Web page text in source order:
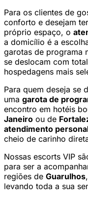
Para os clientes de
conforto e desejam
próprio espaço, o
a domicílio é a
garotas de programa
se deslocam com
hospedagens mais
Para quem deseja se
uma garota de
encontro em hotéis
Janeiro ou de
atendimento
cheio de carinho
Nossas escorts VIP
para ser a
regiões de Guarulhos,
levando toda a sua